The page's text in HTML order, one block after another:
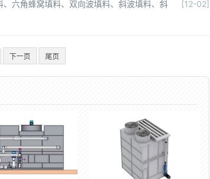
六角蜂窝填料、双向波填料、斜波填料、斜
[12-02]
下一页 尾页